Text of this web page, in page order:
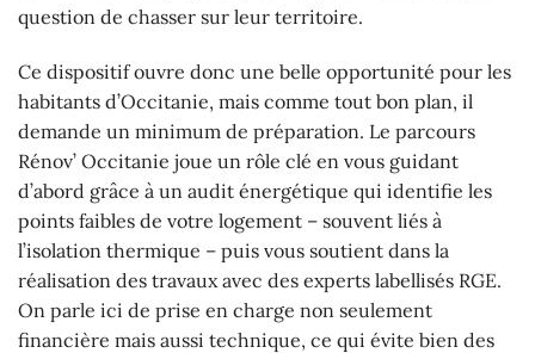
question de chasser sur leur territoire.
Ce dispositif ouvre donc une belle opportunité pour les
habitants d’Occitanie, mais comme tout bon plan, il
demande un minimum de préparation. Le parcours
Rénov’ Occitanie joue un rôle clé en vous guidant
d’abord grâce à un audit énergétique qui identifie les
points faibles de votre logement – souvent liés à
l’isolation thermique – puis vous soutient dans la
réalisation des travaux avec des experts labellisés RGE.
On parle ici de prise en charge non seulement
financière mais aussi technique, ce qui évite bien des